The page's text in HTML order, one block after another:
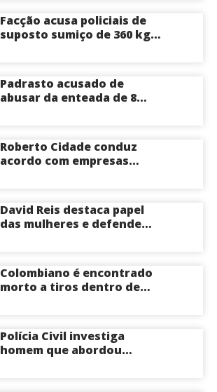
Facção acusa policiais de
suposto sumiço de 360 kg
Padrasto acusado de
abusar da enteada de 8
menina pode perder o útero
Roberto Cidade conduz
acordo com empresas
David Reis destaca papel
das mulheres e defende
Almeida ao Governo do
Amazonas
Colombiano é encontrado
morto a tiros dentro de
Polícia Civil investiga
homem que abordou